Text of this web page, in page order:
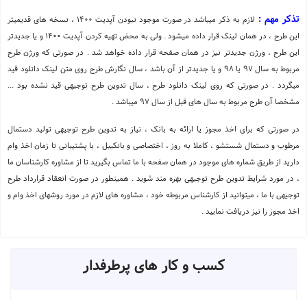
تذکر مهم :
لازم به ذکر میباشد در صورت موجود نبودن آپدیت 1400 ، نسخه های قدیمیتر
این طرح ، در همان لینک قرار داده میشود . ولی به محض تهیه کردن آپدیت 1400 و یا جدیدتر
این طرح ، ورژن جدیدتر نیز در همان صفحه قرار داده خواهد شد . در صورتی که ورژن طرح
مربوط به سال 97 یا 98 و یا جدیدتر از آن باشد ، سال نگارش طرح روی متن لینک دانلود قید
میگردد . در صورتی که روی لینک دانلود طرح ، سال تدوین طرح توجیهی قید نشده بود ...
مشخصا آن طرح مربوط به سال های قبل از سال 97 میباشد .
در صورتی که برای اخذ مجوز یا ارائه به بانک ، نیاز به تدوین طرح توجیهی تولید دستمال
مرطوب و دستمال شستشو ، کاملا به روز ، اختصاصی و بانکیبل ، با پشتیبانی تا زمان اخذ وام
دارید از طریق شماره های موجود در همان صفحه با ما تماس بگیرید تا از مشاوره کارشناسان ما
، در مورد شرایط تدوین طرح توجیهی بهره مند شوید . همینطور در صورت انعقاد قرارداد طرح
توجیهی با ما ، میتوانید از کارشناس مربوطه خود ، مشاوره های لازم در مورد روشهای اخذ وام و
اخذ مجوز را نیز دریافت نمایید .
کسب و کار های پرطرفدار